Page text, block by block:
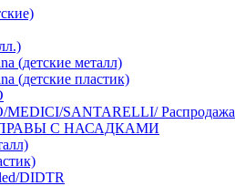
(детские металл)
(детские пластик)
MEDICI/SANTARELLI/ Распродажа
С НАСАДКАМИ
DIDTR